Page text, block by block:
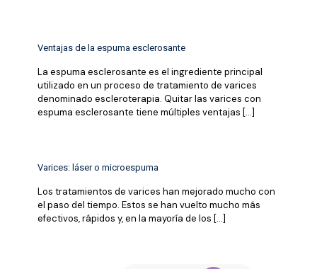
Ventajas de la espuma esclerosante
La espuma esclerosante es el ingrediente principal
utilizado en un proceso de tratamiento de varices
denominado escleroterapia. Quitar las varices con
espuma esclerosante tiene múltiples ventajas […]
Varices: láser o microespuma
Los tratamientos de varices han mejorado mucho con
el paso del tiempo. Estos se han vuelto mucho más
efectivos, rápidos y, en la mayoría de los […]